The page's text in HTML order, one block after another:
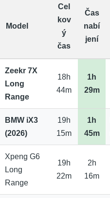
Model
Cel
kov
ý
čas
Čas
nabí
jení
Zeekr 7X
Long
Range
18h
44m
1h
29m
BMW iX3
(2026)
19h
15m
1h
45m
Xpeng G6
Long
Range
19h
22m
2h
16m